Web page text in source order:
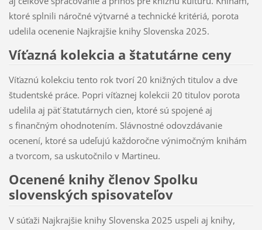
ktoré splnili náročné výtvarné a technické kritériá, porota
udelila ocenenie Najkrajšie knihy Slovenska 2025.
Víťazná kolekcia a štatutárne ceny
Víťaznú kolekciu tento rok tvorí 20 knižných titulov a dve
študentské práce. Popri víťaznej kolekcii 20 titulov porota
udelila aj päť štatutárnych cien, ktoré sú spojené aj
s finančným ohodnotením. Slávnostné odovzdávanie
ocenení, ktoré sa udeľujú každoročne výnimočným knihám
a tvorcom, sa uskutočnilo v Martineu.
Ocenené knihy členov Spolku
slovenských spisovateľov
V súťaži Najkrajšie knihy Slovenska 2025 uspeli aj knihy,